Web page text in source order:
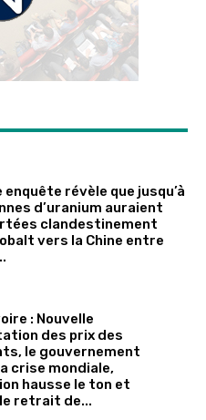
enquête révèle que jusqu’à
d’uranium auraient
clandestinement
vers la Chine entre
: Nouvelle
des prix des
le gouvernement
crise mondiale,
hausse le ton et
retrait de...